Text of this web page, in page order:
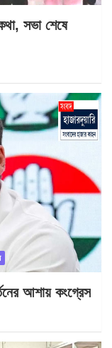
সভা শেষে
আশায় কংগ্রেস